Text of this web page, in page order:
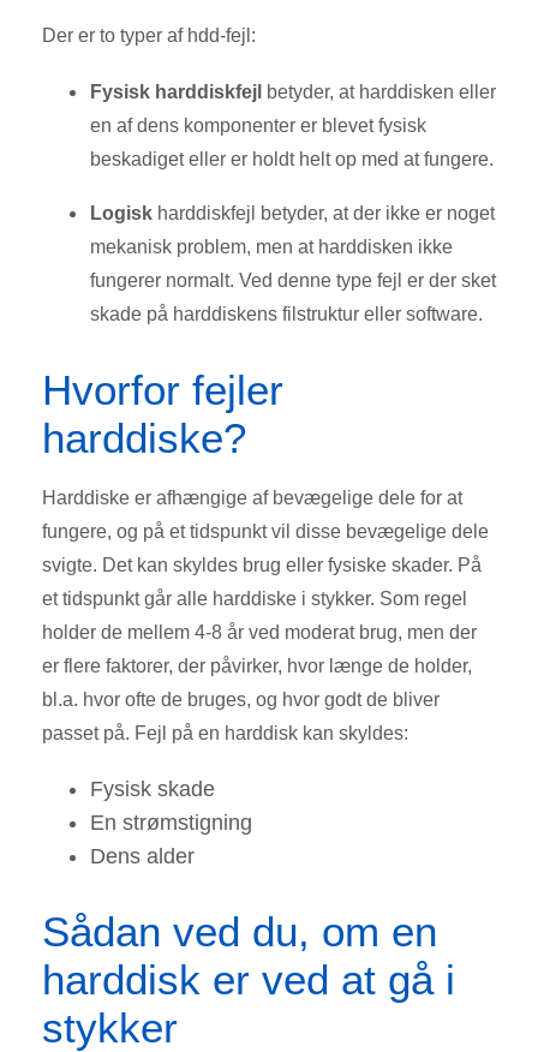
Der er to typer af hdd-fejl:
Fysisk harddiskfejl betyder, at harddisken eller
en af dens komponenter er blevet fysisk
beskadiget eller er holdt helt op med at fungere.
Logisk harddiskfejl betyder, at der ikke er noget
mekanisk problem, men at harddisken ikke
fungerer normalt. Ved denne type fejl er der sket
skade på harddiskens filstruktur eller software.
Hvorfor fejler
harddiske?
Harddiske er afhængige af bevægelige dele for at
fungere, og på et tidspunkt vil disse bevægelige dele
svigte. Det kan skyldes brug eller fysiske skader. På
et tidspunkt går alle harddiske i stykker. Som regel
holder de mellem 4-8 år ved moderat brug, men der
er flere faktorer, der påvirker, hvor længe de holder,
bl.a. hvor ofte de bruges, og hvor godt de bliver
passet på. Fejl på en harddisk kan skyldes:
Fysisk skade
En strømstigning
Dens alder
Sådan ved du, om en
harddisk er ved at gå i
stykker